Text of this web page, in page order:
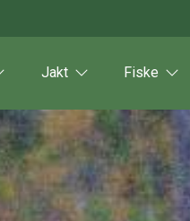
Jakt Fiske